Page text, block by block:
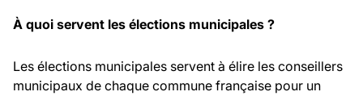
À quoi servent les élections municipales ?
Les élections municipales servent à élire les conseillers
municipaux de chaque commune française pour un